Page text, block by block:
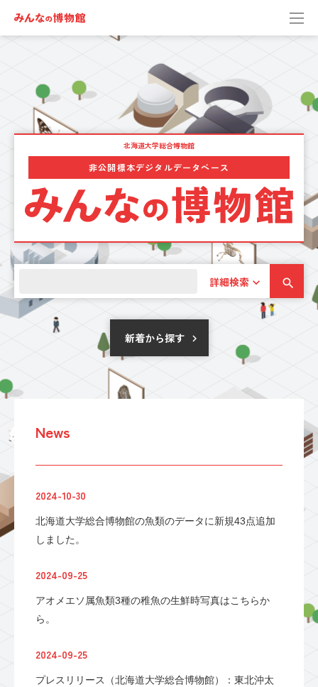
北海道大学総合博物館
非公開標本デジタルデータベース
詳細検索
新着から探す
News
2024-10-30
北海道大学総合博物館の魚類のデータに新規43点追加
しました。
2024-09-25
アオメエソ属魚類3種の稚魚の生鮮時写真はこちらか
ら。
2024-09-25
プレスリリース（北海道大学総合博物館）：東北沖太